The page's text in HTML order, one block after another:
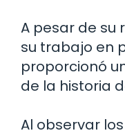
A pesar de su
su trabajo en
proporcionó
de la historia
Al observar